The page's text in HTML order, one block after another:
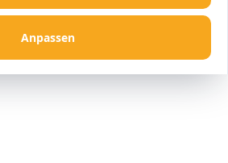
Anpassen